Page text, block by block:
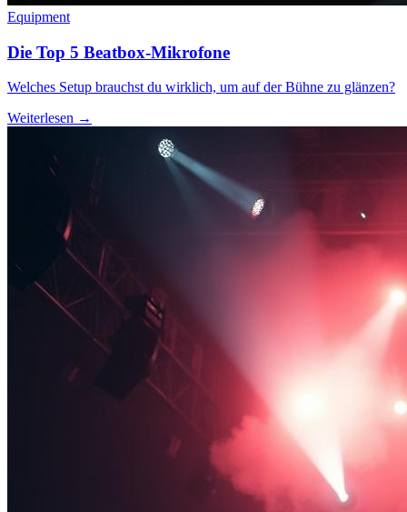
Equipment
Die Top 5 Beatbox-Mikrofone
Welches Setup brauchst du wirklich, um auf der Bühne zu glänzen?
Weiterlesen →